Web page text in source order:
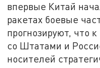
впервые Китай
ракетах боевые
прогнозируют, что
со Штатами и
носителей